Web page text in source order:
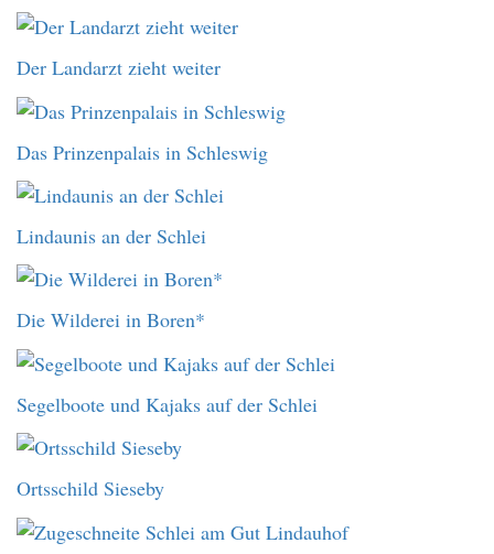
Der Landarzt zieht weiter
Das Prinzenpalais in Schleswig
Lindaunis an der Schlei
Die Wilderei in Boren*
Segelboote und Kajaks auf der Schlei
Ortsschild Sieseby